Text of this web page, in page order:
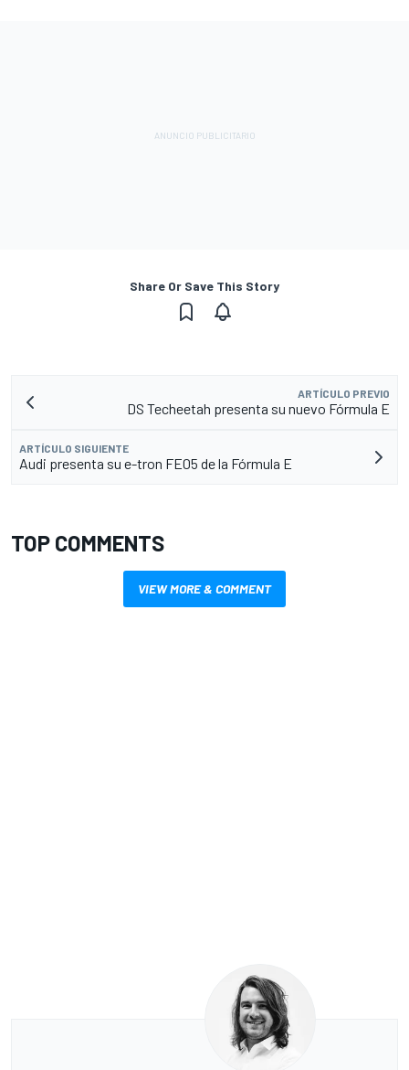
Share Or Save This Story
ARTÍCULO PREVIO
DS Techeetah presenta su nuevo Fórmula E
ARTÍCULO SIGUIENTE
Audi presenta su e-tron FE05 de la Fórmula E
TOP COMMENTS
VIEW MORE & COMMENT